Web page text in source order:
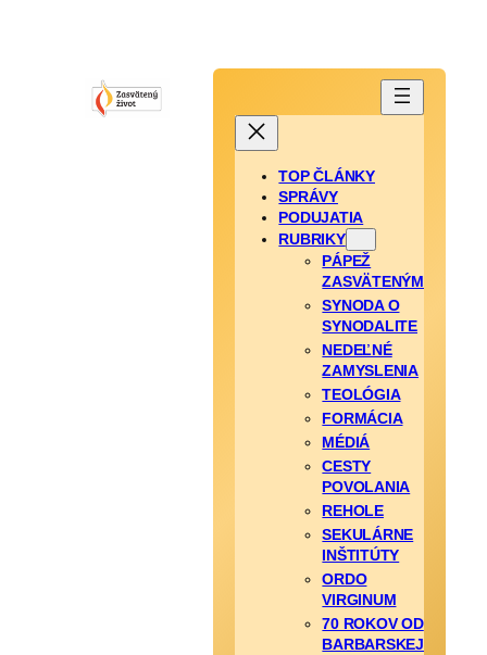
TOP ČLÁNKY
SPRÁVY
PODUJATIA
RUBRIKY
PÁPEŽ
ZASVÄTENÝM
SYNODA O
SYNODALITE
NEDEĽNÉ
ZAMYSLENIA
TEOLÓGIA
FORMÁCIA
MÉDIÁ
CESTY
POVOLANIA
REHOLE
SEKULÁRNE
INŠTITÚTY
ORDO
VIRGINUM
70 ROKOV OD
BARBARSKEJ